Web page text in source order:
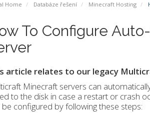
Home Databáze řešení Minecraft Hosting
To Configure
article relates to our legacy
Minecraft servers can
to the disk in case a restart or crash
be configured by following these steps: